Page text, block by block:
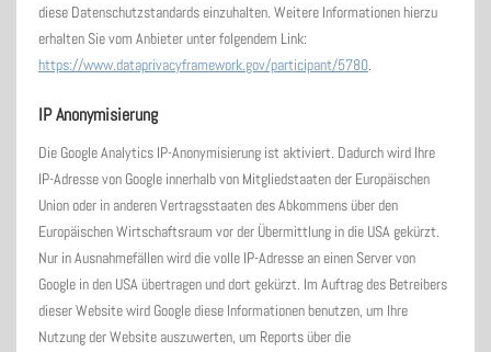
diese Datenschutzstandards einzuhalten. Weitere Informationen hierzu
erhalten Sie vom Anbieter unter folgendem Link:
https://www.dataprivacyframework.gov/participant/5780.
IP Anonymisierung
Die Google Analytics IP-Anonymisierung ist aktiviert. Dadurch wird Ihre
IP-Adresse von Google innerhalb von Mitgliedstaaten der Europäischen
Union oder in anderen Vertragsstaaten des Abkommens über den
Europäischen Wirtschaftsraum vor der Übermittlung in die USA gekürzt.
Nur in Ausnahmefällen wird die volle IP-Adresse an einen Server von
Google in den USA übertragen und dort gekürzt. Im Auftrag des Betreibers
dieser Website wird Google diese Informationen benutzen, um Ihre
Nutzung der Website auszuwerten, um Reports über die